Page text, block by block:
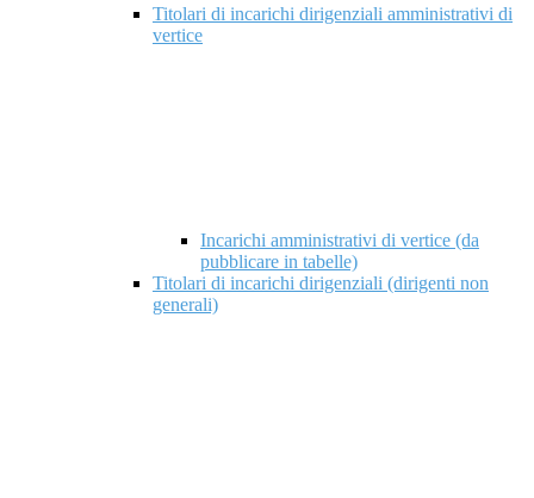
Titolari di incarichi dirigenziali amministrativi di
vertice
Incarichi amministrativi di vertice (da
pubblicare in tabelle)
Titolari di incarichi dirigenziali (dirigenti non
generali)